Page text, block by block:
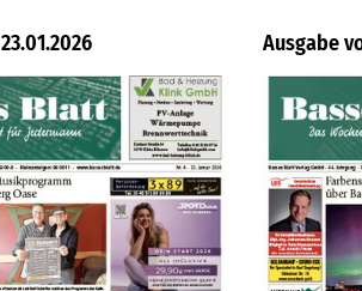
23.01.2026